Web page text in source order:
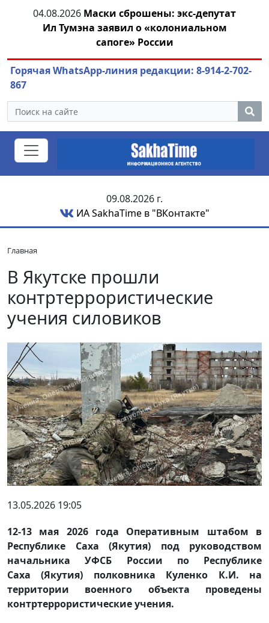
04.08.2026 Маски сброшены: экс-депутат
Ил Тумэна заявил о «колониальном
сапоге» России
Горячая WhatsApp-линия редакции: 8-914-2-702-
867
09.08.2026 г.
ИА SakhaTime в "ВКонтакте"
Главная
В Якутске прошли
контртеррористические
учения силовиков
13.05.2026 19:05
12-13 мая 2026 года Оперативным штабом в
Республике Саха (Якутия) под руководством
начальника УФСБ России по Республике
Саха (Якутия) полковника Куленко К.И. на
территории военного объекта проведены
контртеррористические учения.